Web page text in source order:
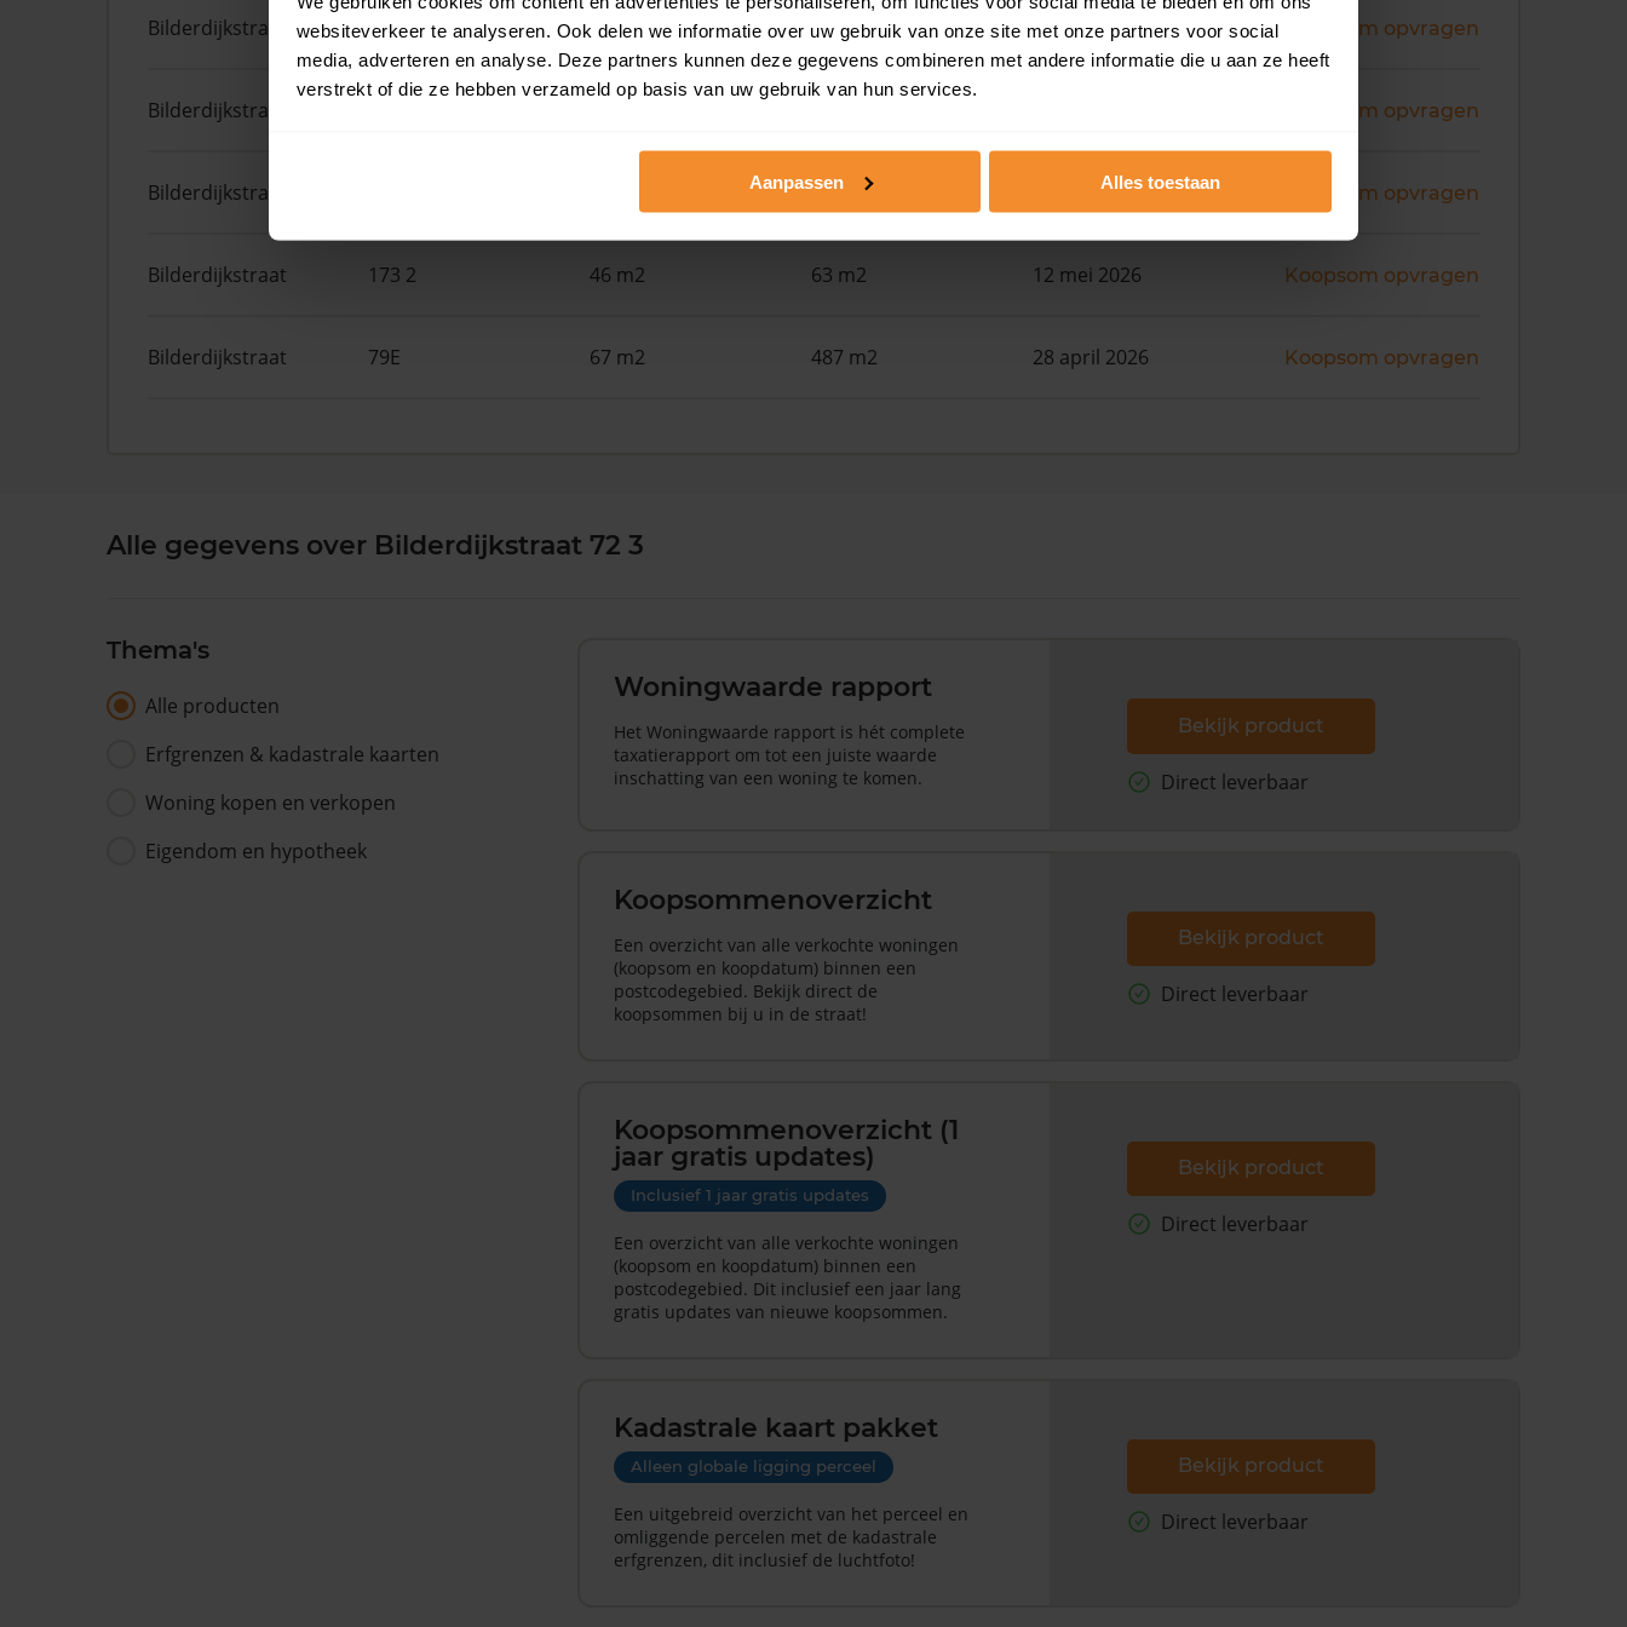
websiteverkeer te analyseren. Ook delen we informatie over uw gebruik van onze site met onze partners voor social
media, adverteren en analyse. Deze partners kunnen deze gegevens combineren met andere informatie die u aan ze heeft
verstrekt of die ze hebben verzameld op basis van uw gebruik van hun services.
Aanpassen Alles toestaan
Bilderdijkstraat 173 1 46 m2 63 m2 01 juni 2026 Koopsom opvragen
Bilderdijkstraat Koopsom opvragen
Bilderdijkstraat 2.196 m2 18 mei 2026 Koopsom opvragen
Bilderdijkstraat 173 2 46 m2 63 m2 12 mei 2026 Koopsom opvragen
Bilderdijkstraat 79E 67 m2 487 m2 28 april 2026 Koopsom opvragen
Alle gegevens over Bilderdijkstraat 72 3
Thema's
Alle producten
Erfgrenzen & kadastrale kaarten
Woning kopen en verkopen
Eigendom en hypotheek
Woningwaarde rapport
Het Woningwaarde rapport is hét complete
taxatierapport om tot een juiste waarde
inschatting van een woning te komen.
Bekijk product
Direct leverbaar
Koopsommenoverzicht
Een overzicht van alle verkochte woningen
(koopsom en koopdatum) binnen een
postcodegebied. Bekijk direct de
koopsommen bij u in de straat!
Bekijk product
Direct leverbaar
Koopsommenoverzicht (1
jaar gratis updates)
Inclusief 1 jaar gratis updates
Een overzicht van alle verkochte woningen
(koopsom en koopdatum) binnen een
postcodegebied. Dit inclusief een jaar lang
gratis updates van nieuwe koopsommen.
Bekijk product
Direct leverbaar
Kadastrale kaart pakket
Alleen globale ligging perceel
Een uitgebreid overzicht van het perceel en
omliggende percelen met de kadastrale
erfgrenzen, dit inclusief de luchtfoto!
Bekijk product
Direct leverbaar